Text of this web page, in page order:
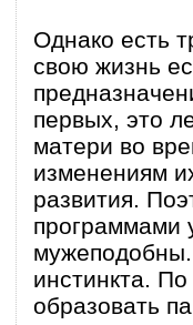
Однако есть
свою жизнь
первых, это
матери во
изменениям
развития.
программами
инстинкта.
образовать